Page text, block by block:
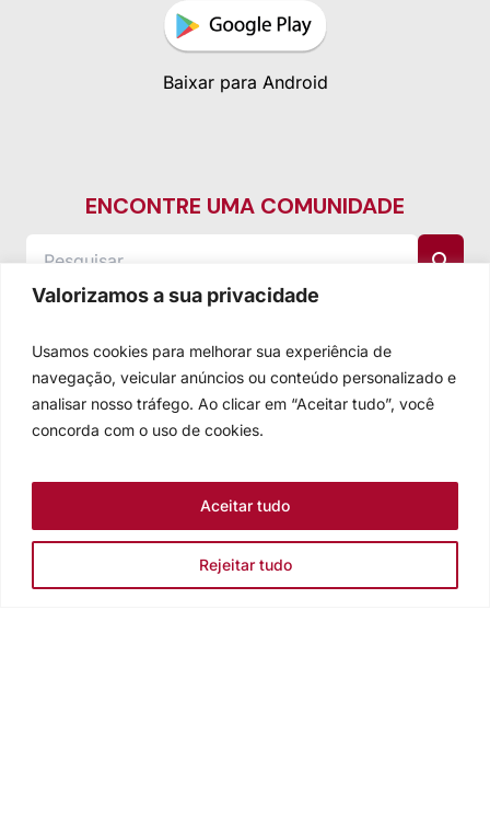
Valorizamos a sua privacidade
Usamos cookies para melhorar sua experiência de
navegação, veicular anúncios ou conteúdo personalizado e
analisar nosso tráfego. Ao clicar em “Aceitar tudo”, você
concorda com o uso de cookies.
Rejeitar tudo
Aceitar tudo
Baixar para Android
ENCONTRE UMA COMUNIDADE